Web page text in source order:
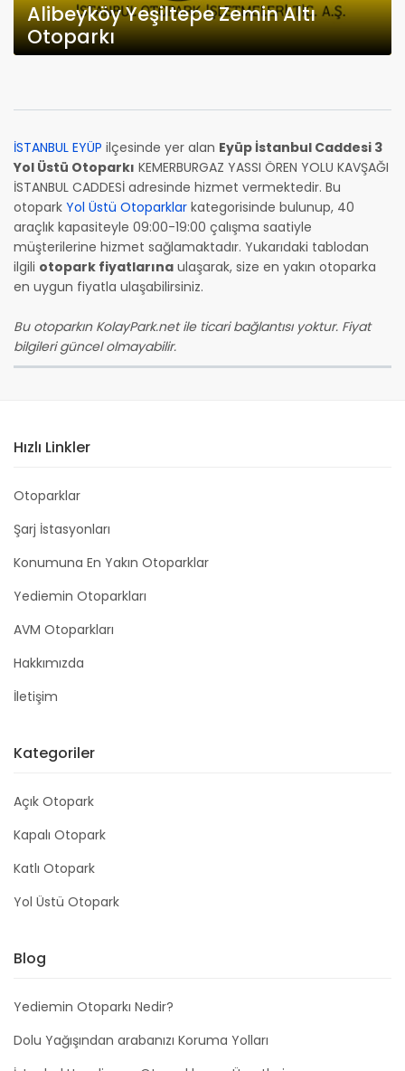
Alibeyköy Yeşiltepe Zemin Altı
Otoparkı
İSTANBUL EYÜP ilçesinde yer alan Eyüp İstanbul Caddesi 3
Yol Üstü Otoparkı KEMERBURGAZ YASSI ÖREN YOLU KAVŞAĞI
İSTANBUL CADDESİ adresinde hizmet vermektedir. Bu
otopark Yol Üstü Otoparklar kategorisinde bulunup, 40
araçlık kapasiteyle 09:00-19:00 çalışma saatiyle
müşterilerine hizmet sağlamaktadır. Yukarıdaki tablodan
ilgili otopark fiyatlarına ulaşarak, size en yakın otoparka
en uygun fiyatla ulaşabilirsiniz.
Bu otoparkın KolayPark.net ile ticari bağlantısı yoktur. Fiyat
bilgileri güncel olmayabilir.
Hızlı Linkler
Otoparklar
Şarj İstasyonları
Konumuna En Yakın Otoparklar
Yediemin Otoparkları
AVM Otoparkları
Hakkımızda
İletişim
Kategoriler
Açık Otopark
Kapalı Otopark
Katlı Otopark
Yol Üstü Otopark
Blog
Yediemin Otoparkı Nedir?
Dolu Yağışından arabanızı Koruma Yolları